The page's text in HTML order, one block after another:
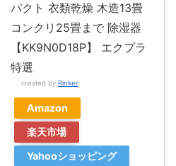
パクト 衣類乾燥 木造13畳
コンクリ25畳まで 除湿器
【KK9N0D18P】 エクプラ
特選
created by Rinker
Amazon
楽天市場
Yahooショッピング